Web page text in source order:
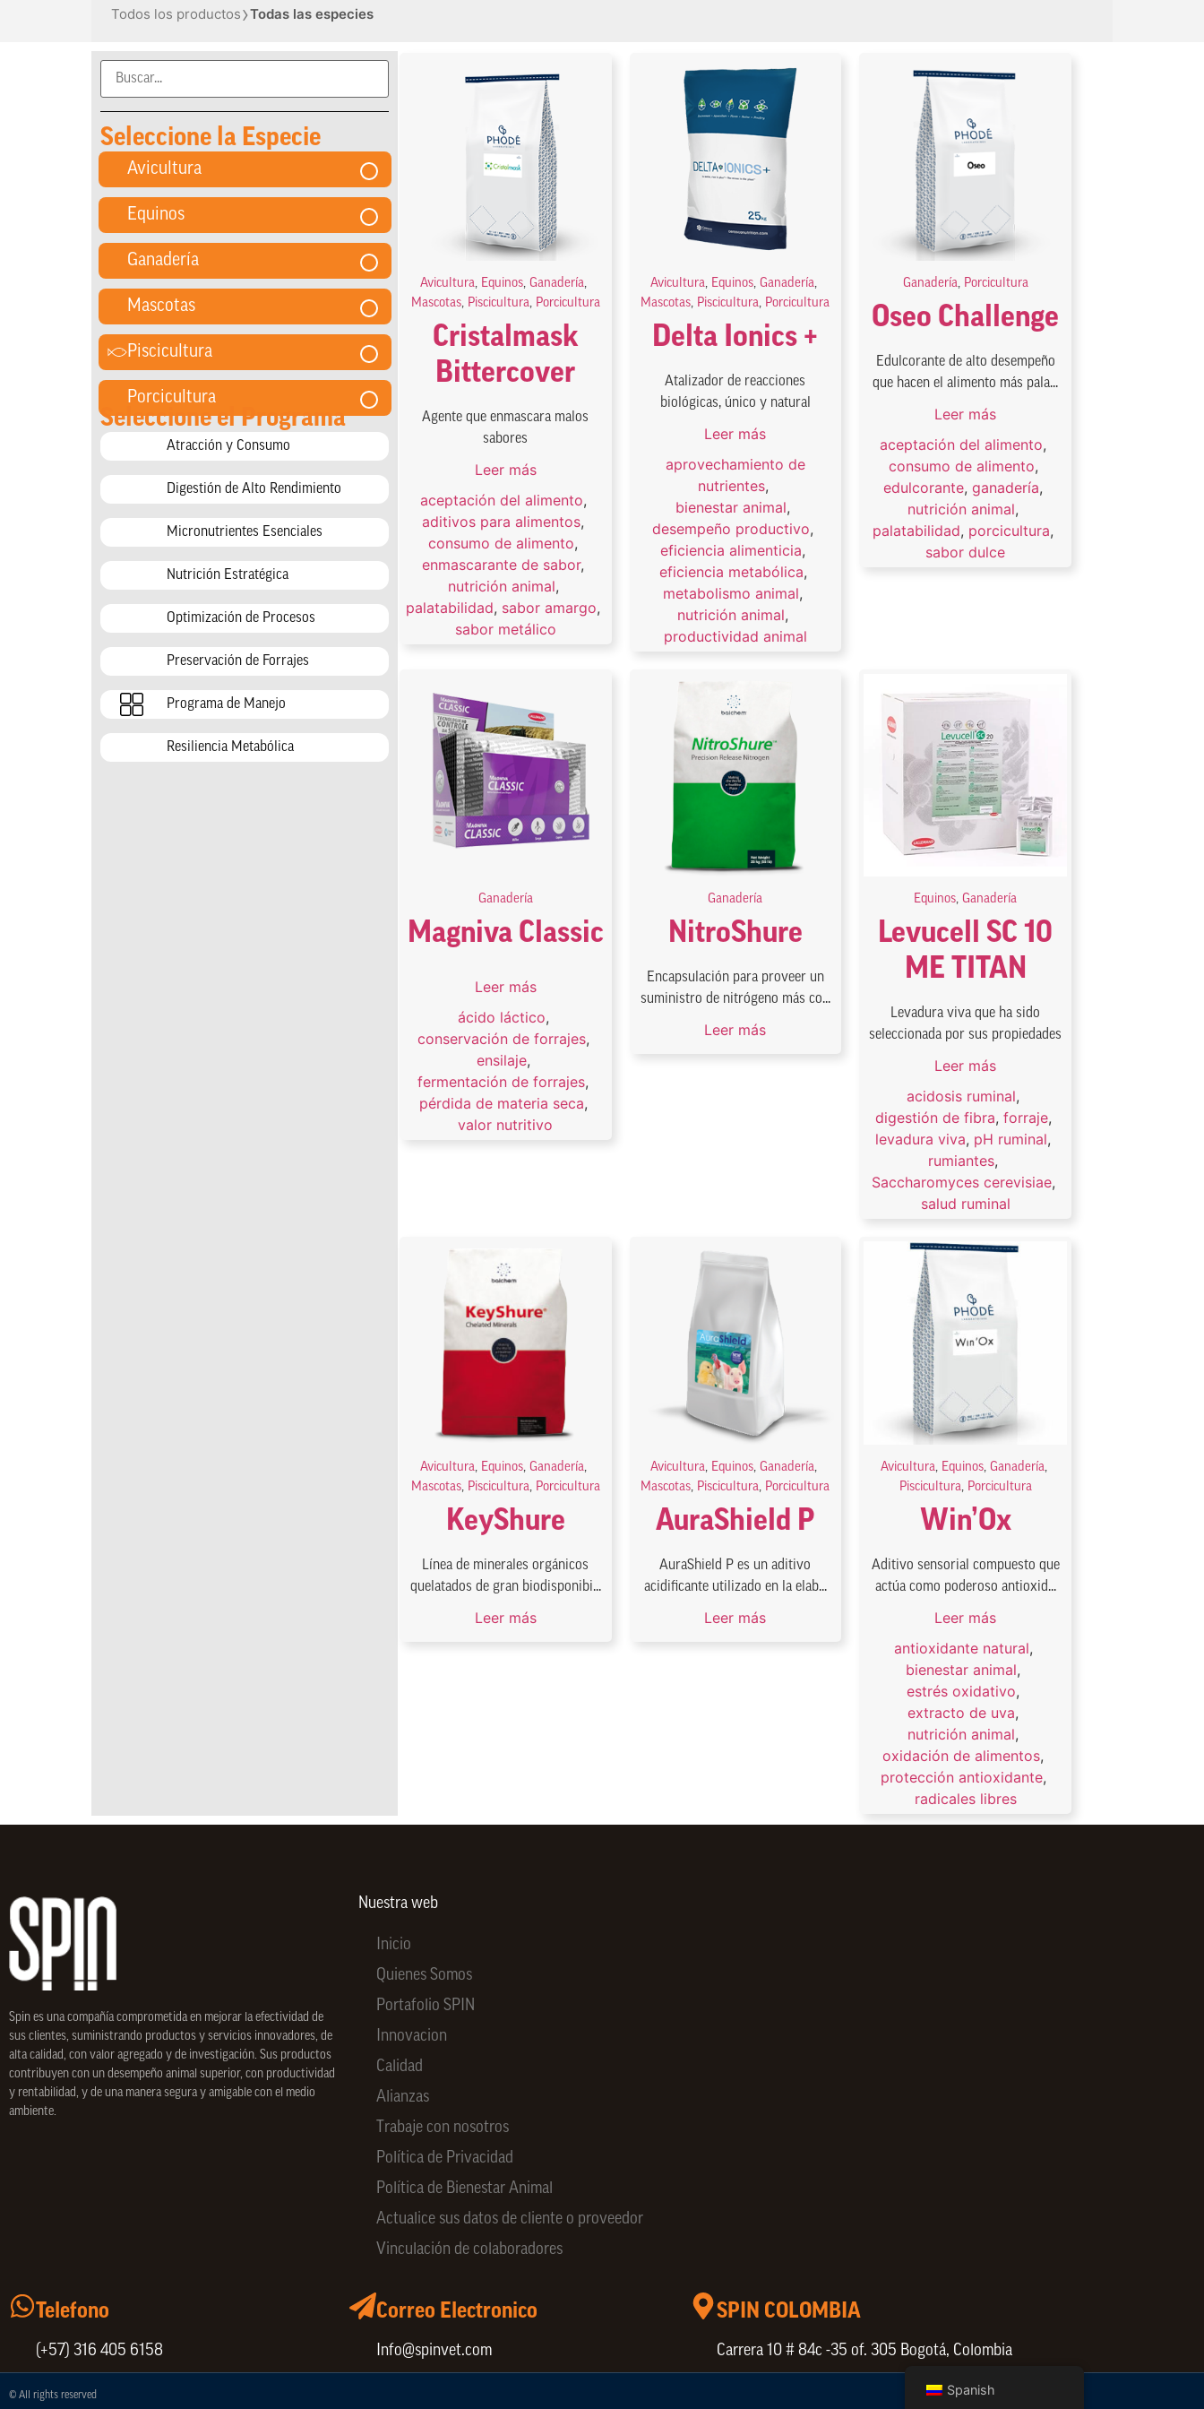
Todos los productos›Todas las especies
Seleccione la Especie
Avicultura
Equinos
Ganadería
Mascotas
Piscicultura
Porcicultura
Seleccione el Programa
Atracción y Consumo
Digestión de Alto Rendimiento
Micronutrientes Esenciales
Nutrición Estratégica
Optimización de Procesos
Preservación de Forrajes
Programa de Manejo
Resiliencia Metabólica
Avicultura, Equinos,Ganadería,
Mascotas, Piscicultura, Porcicultura
Cristalmask
Bittercover
Agente que enmascara malos
sabores
Leer más
aceptación del alimento,
aditivos para alimentos,
consumo de alimento,
enmascarante de sabor,
nutrición animal,
palatabilidad, sabor amargo,
sabor metálico
Avicultura, Equinos, Ganadería,
Mascotas, Piscicultura, Porcicultura
Delta Ionics +
Atalizador de reacciones
biológicas, único y natural
Leer más
aprovechamiento de
nutrientes,
bienestar animal,
desempeño productivo,
eficiencia alimenticia,
eficiencia metabólica,
metabolismo animal,
nutrición animal,
productividad animal
Ganadería, Porcicultura
Oseo Challenge
Edulcorante de alto desempeño
que hacen el alimento más pala...
Leer más
aceptación del alimento,
consumo de alimento,
edulcorante,ganadería,
nutrición animal,
palatabilidad, porcicultura,
sabor dulce
Ganadería
Magniva Classic
Leer más
ácido láctico,
conservación de forrajes,
ensilaje,
fermentación de forrajes,
pérdida de materia seca,
valor nutritivo
Ganadería
NitroShure
Encapsulación para proveer un
suministro de nitrógeno más co...
Leer más
Equinos,Ganadería
Levucell SC 10
ME TITAN
Levadura viva que ha sido
seleccionada por sus propiedades
Leer más
acidosis ruminal,
digestión de fibra, forraje,
levadura viva, pH ruminal,
rumiantes,
Saccharomyces cerevisiae,
salud ruminal
Avicultura, Equinos,Ganadería,
Mascotas, Piscicultura, Porcicultura
KeyShure
Línea de minerales orgánicos
quelatados de gran biodisponibi...
Leer más
Avicultura, Equinos, Ganadería,
Mascotas, Piscicultura, Porcicultura
AuraShield P
AuraShield P es un aditivo
acidificante utilizado en la elab...
Leer más
Avicultura, Equinos, Ganadería,
Piscicultura, Porcicultura
Win’Ox
Aditivo sensorial compuesto que
actúa como poderoso antioxid...
Leer más
antioxidante natural,
bienestar animal,
estrés oxidativo,
extracto de uva,
nutrición animal,
oxidación de alimentos,
protección antioxidante,
radicales libres
Spin es una compañía comprometida en mejorar la efectividad de
sus clientes, suministrando productos y servicios innovadores, de
alta calidad, con valor agregado y de investigación. Sus productos
contribuyen con un desempeño animal superior, con productividad
y rentabilidad, y de una manera segura y amigable con el medio
ambiente.
Nuestra web
Inicio
Quienes Somos
Portafolio SPIN
Innovacion
Calidad
Alianzas
Trabaje con nosotros
Política de Privacidad
Política de Bienestar Animal
Actualice sus datos de cliente o proveedor
Vinculación de colaboradores
Telefono
(+57) 316 405 6158
Correo Electronico
Info@spinvet.com
SPIN COLOMBIA
Carrera 10 # 84c -35 of. 305 Bogotá, Colombia
© All rights reserved Spanish